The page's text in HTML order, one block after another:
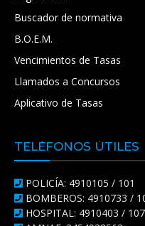
Buscador de normativa
B.O.E.M.
Vencimientos de Tasas
Llamados a Concursos
Aplicativo de Tasas
TELÉFONOS ÚTILES
POLICÍA: 4910105 / 101
BOMBEROS: 4910733 /
HOSPITAL: 4910403 / 107